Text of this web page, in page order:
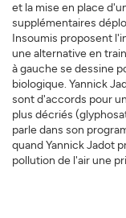
et la mise en place
supplémentaires
Insoumis proposent
une alternative en
à gauche se dessine
biologique. Yannick
sont d'accords pour
plus décriés
parle dans son
quand Yannick Jadot
pollution de l'air une